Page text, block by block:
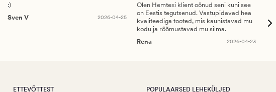
:)
Sven V
2026-04-25
Olen Hemtexi klient oönud seni kuni see
on Eestis tegutsenud. Vastupidavad hea
kvaliteediga tooted, mis kaunistavad mu
kodu ja rõõmustavad mu silma.
Rena
2026-04-23
ETTEVÕTTEST POPULAARSED LEHEKÜLJED